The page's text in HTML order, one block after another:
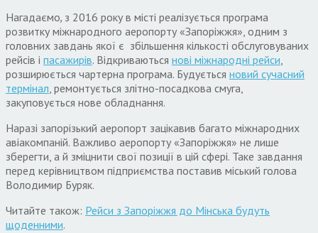
Нагадаємо, з 2016 року в місті реалізується програма
розвитку міжнародного аеропорту «Запоріжжя», одним з
головних завдань якої є збільшення кількості обслуговуваних
рейсів і пасажирів. Відкриваються нові міжнародні рейси,
розширюється чартерна програма. Будується новий сучасний
термінал, ремонтується злітно-посадкова смуга,
закуповується нове обладнання.
Наразі запорізький аеропорт зацікавив багато міжнародних
авіакомпаній. Важливо аеропорту «Запоріжжя» не лише
зберегти, а й зміцнити свої позиції в цій сфері. Таке завдання
перед керівництвом підприємства поставив міський голова
Володимир Буряк.
Читайте також: Рейси з Запоріжжя до Мінська будуть
щоденними.